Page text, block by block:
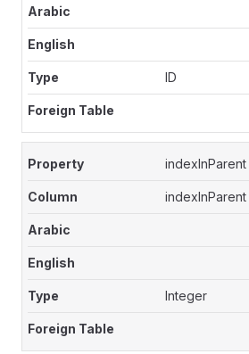
ID
indexInParent
indexInParent
Integer